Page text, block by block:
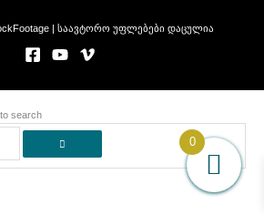
| საავტორო უფლებები დაცულია
search
0